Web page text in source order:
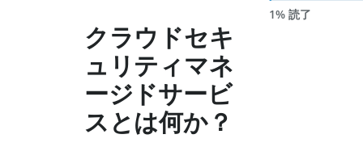
クラウドセキ
ュリティマネ
ージドサービ
スとは何か？
1% 読了